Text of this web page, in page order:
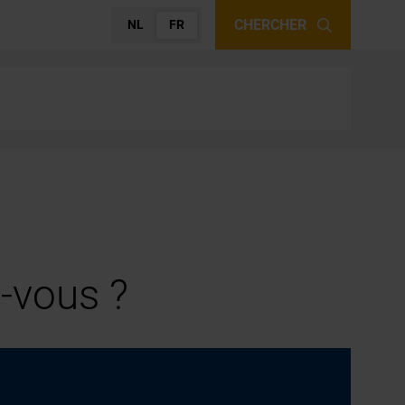
NL FR CHERCHER
?